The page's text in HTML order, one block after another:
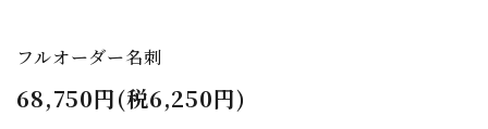
デザイン書道教室
コンテンツ
フルオーダー名刺
68,750円(税6,250円)